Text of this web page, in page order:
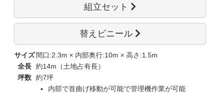
組立セット
替えビニール
サイズ 間口:2.3m × 内部奥行:10m × 高さ:1.5m
全長 約14m（土地占有長）
坪数 約7坪
内部で首曲げ移動が可能で管理機作業が可能